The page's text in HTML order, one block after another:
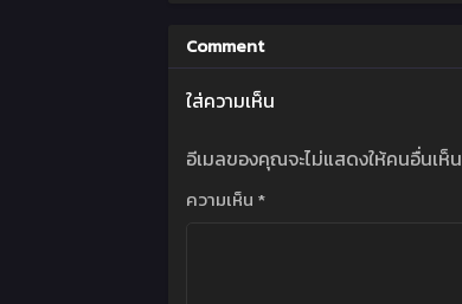
Comment
ใส่ความเห็น
อีเมลของคุณจะไม่แสดงให้คนอื่นเห็น
ความเห็น *